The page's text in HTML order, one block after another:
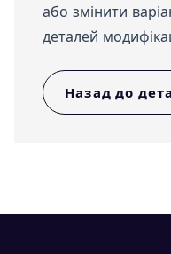
або змінити
деталей
Назад до